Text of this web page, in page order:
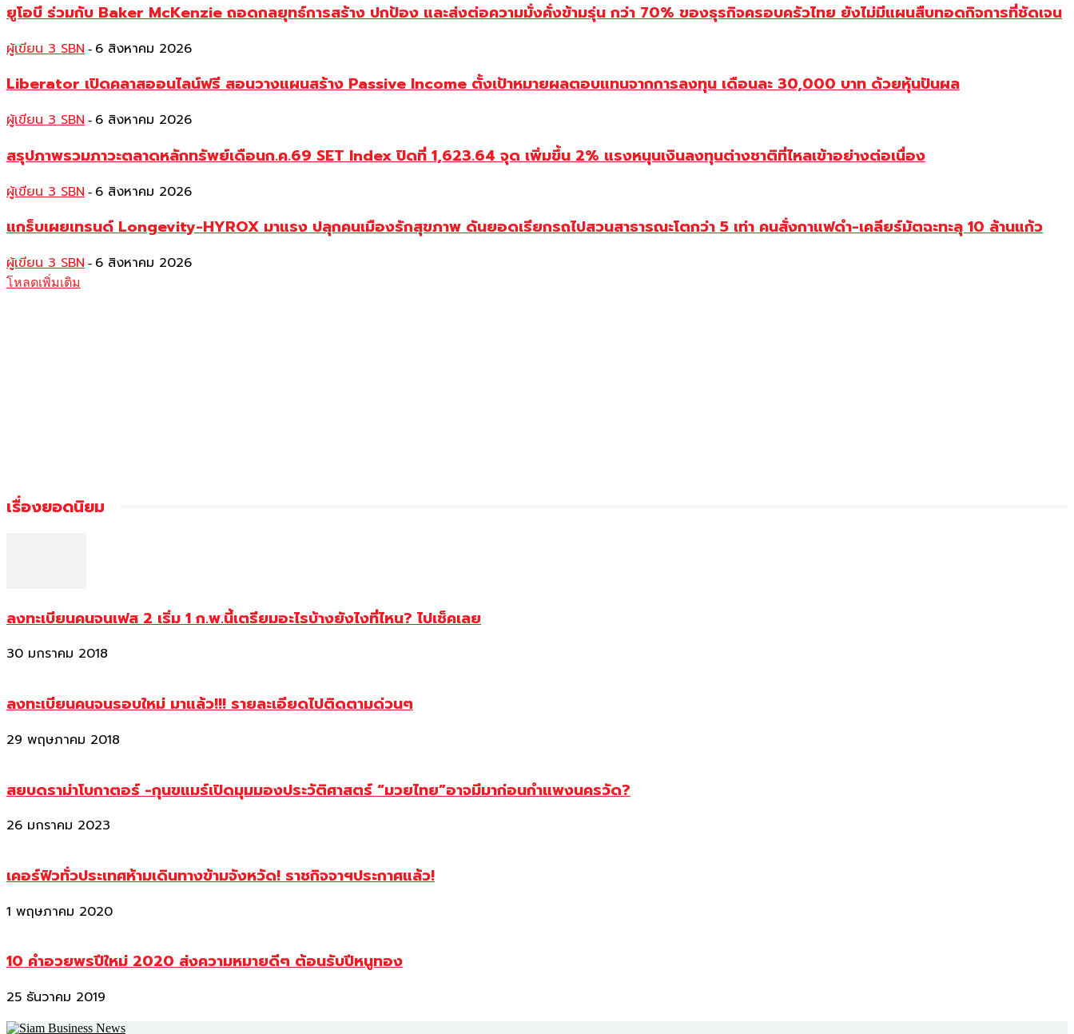
ยูโอบี ร่วมกับ Baker McKenzie ถอดกลยุทธ์การสร้าง ปกป้อง และส่งต่อความมั่งคั่งข้ามรุ่น กว่า 70% ของธุรกิจครอบครัวไทย ยังไม่มีแผนสืบทอดกิจการที่ชัดเจน
ผู้เขียน 3 SBN - 6 สิงหาคม 2026
Liberator เปิดคลาสออนไลน์ฟรี สอนวางแผนสร้าง Passive Income ตั้งเป้าหมายผลตอบแทนจากการลงทุน เดือนละ 30,000 บาท ด้วยหุ้นปันผล
ผู้เขียน 3 SBN - 6 สิงหาคม 2026
สรุปภาพรวมภาวะตลาดหลักทรัพย์เดือนก.ค.69 SET Index ปิดที่ 1,623.64 จุด เพิ่มขึ้น 2% แรงหนุนเงินลงทุนต่างชาติที่ไหลเข้าอย่างต่อเนื่อง
ผู้เขียน 3 SBN - 6 สิงหาคม 2026
แกร็บเผยเทรนด์ Longevity-HYROX มาแรง ปลุกคนเมืองรักสุขภาพ ดันยอดเรียกรถไปสวนสาธารณะโตกว่า 5 เท่า คนสั่งกาแฟดำ-เคลียร์มัตฉะทะลุ 10 ล้านแก้ว
ผู้เขียน 3 SBN - 6 สิงหาคม 2026
โหลดเพิ่มเติม
เรื่องยอดนิยม
ลงทะเบียนคนจนเฟส 2 เริ่ม 1 ก.พ.นี้เตรียมอะไรบ้างยังไงที่ไหน? ไปเช็คเลย
30 มกราคม 2018
ลงทะเบียนคนจนรอบใหม่ มาแล้ว!!! รายละเอียดไปติดตามด่วนๆ
29 พฤษภาคม 2018
สยบดราม่าโบกาตอร์ -กุนขแมร์เปิดมุมมองประวัติศาสตร์ “มวยไทย”อาจมีมาก่อนกำแพงนครวัด?
26 มกราคม 2023
เคอร์ฟิวทั่วประเทศห้ามเดินทางข้ามจังหวัด! ราชกิจจาฯประกาศแล้ว!
1 พฤษภาคม 2020
10 คำอวยพรปีใหม่ 2020 ส่งความหมายดีๆ ต้อนรับปีหนูทอง
25 ธันวาคม 2019